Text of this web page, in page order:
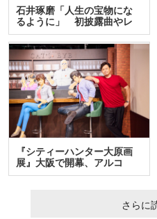
石井琢磨「人生の宝物にな
るように」 初披露曲やレ
ア…
『シティーハンター大原画
展』大阪で開幕、アルコ
＆…
さらに